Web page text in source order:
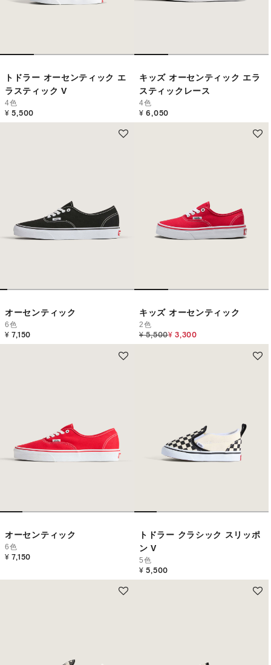
トドラー オーセンティック エ
ラスティック V
4色
¥ 5,500
キッズ オーセンティック エラ
スティックレース
4色
¥ 6,050
オーセンティック
6色
¥ 7,150
キッズ オーセンティック
2色
Price reduced from
¥ 5,500to
¥ 3,300
オーセンティック
6色
¥ 7,150
トドラー クラシック スリッポ
ン V
5色
¥ 5,500